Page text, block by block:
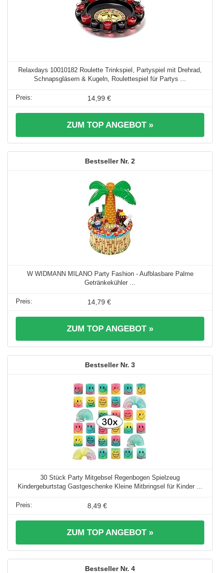
Relaxdays 10010182 Roulette Trinkspiel, Partyspiel mit Drehrad,
Schnapsgläsern & Kugeln, Roulettespiel für Partys ...
14,99 €
ZUM TOP ANGEBOT »
2
W WIDMANN MILANO Party Fashion - Aufblasbare Palme
Getränkekühler ...
14,79 €
ZUM TOP ANGEBOT »
3
30 Stück Party Mitgebsel Regenbogen Spielzeug
Kindergeburtstag Gastgeschenke Kleine Mitbringsel für Kinder ...
8,49 €
ZUM TOP ANGEBOT »
4